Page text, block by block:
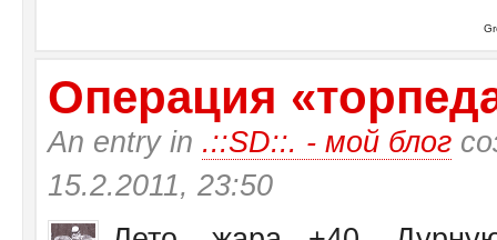
Операция
An entry in .::SD::. - мой блог
15.2.2011, 23:50